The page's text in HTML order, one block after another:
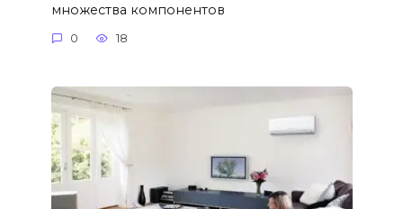
множества компонентов
0 18